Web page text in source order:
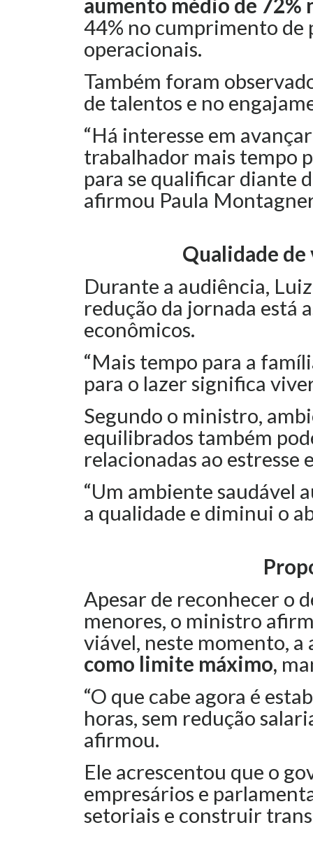
aumento médio de 72%
44% no cumprimento de
operacionais.
Também foram
de talentos e no
“Há interesse em
trabalhador mais tempo
para se qualificar diante
afirmou Paula
Qualidade
Durante a audiência,
redução da jornada está
econômicos.
“Mais tempo para a
para o lazer significa
Segundo o ministro,
equilibrados também
relacionadas ao estresse
“Um ambiente saudável
a qualidade e diminui o
Apesar de reconhecer o
menores, o ministro
viável, neste momento, a
como limite máximo,
“O que cabe agora é
horas, sem redução
afirmou.
Ele acrescentou que o
empresários e
setoriais e construir